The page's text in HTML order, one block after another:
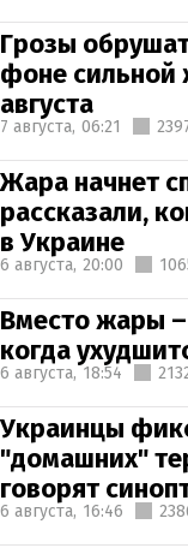
Грозы
фоне сильной
августа
7 августа, 06:21
Жара начнет
рассказали,
в Украине
6 августа, 20:00
Вместо жары
когда
6 августа, 18:54
Украинцы
"домашних"
говорят
6 августа, 16:46